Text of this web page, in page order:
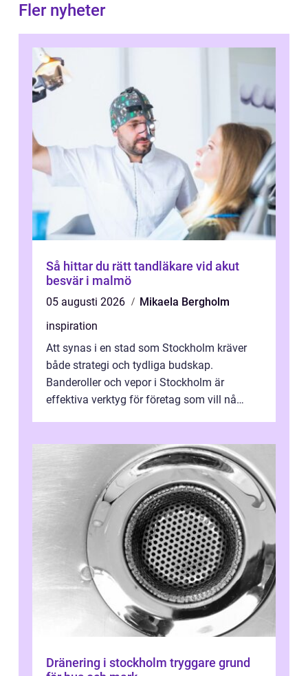
Fler nyheter
Så hittar du rätt tandläkare vid akut
besvär i malmö
05 augusti 2026
Mikaela Bergholm
inspiration
Att synas i en stad som Stockholm kräver
både strategi och tydliga budskap.
Banderoller och vepor i Stockholm är
effektiva verktyg för företag som vill nå
Dränering i stockholm tryggare grund